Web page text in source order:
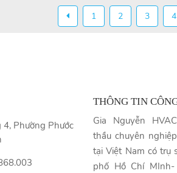
1 2 3 4
Phường Phước
THÔNG TIN
Gia Nguyễn
thầu chuyên
tại Việt Nam có trụ
phố Hồ Chí